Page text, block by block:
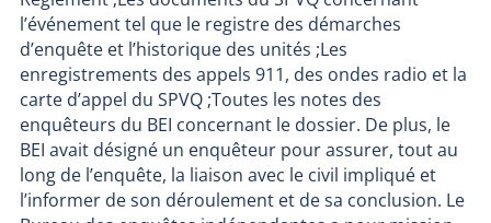
l’événement tel que le registre des démarches
d’enquête et l’historique des unités ;Les
enregistrements des appels 911, des ondes radio et la
carte d’appel du SPVQ ;Toutes les notes des
enquêteurs du BEI concernant le dossier. De plus, le
BEI avait désigné un enquêteur pour assurer, tout au
long de l’enquête, la liaison avec le civil impliqué et
l’informer de son déroulement et de sa conclusion. Le